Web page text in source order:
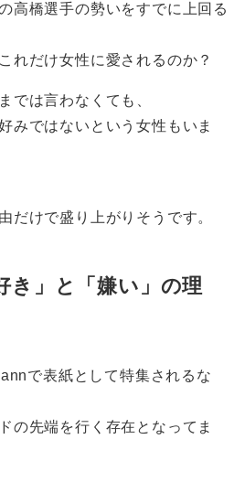
高橋選手の勢いをすでに上回る
れだけ女性に愛されるのか？
では言わなくても、
みではないという女性もいま
だけで盛り上がりそうです。
き」と「嫌い」の理
で表紙として特集されるな
の先端を行く存在となってま